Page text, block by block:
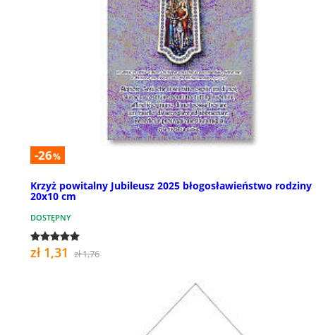
-26%
Krzyż powitalny Jubileusz 2025 błogosławieństwo rodziny
20x10 cm
DOSTĘPNY
zł 1,31 zł 1,76